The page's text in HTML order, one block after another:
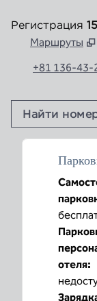
Регистрация
Маршруты
Открывается
+81 136-43-
Найти
отеля: